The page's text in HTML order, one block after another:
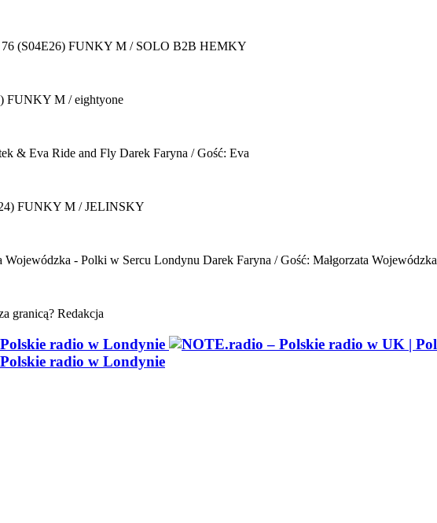
(S04E26) FUNKY M / SOLO B2B HEMKY
FUNKY M / eightyone
& Eva Ride and Fly Darek Faryna / Gość: Eva
FUNKY M / JELINSKY
Wojewódzka - Polki w Sercu Londynu Darek Faryna / Gość: Małgorzata Wojewódzka
granicą? Redakcja